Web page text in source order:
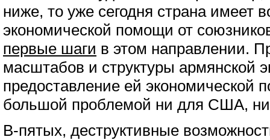
ниже, то уже сегодня страна имеет
экономической помощи от
первые шаги в этом направлении.
масштабов и структуры армянской
предоставление ей экономической
большой проблемой ни для США,
В-пятых, деструктивные